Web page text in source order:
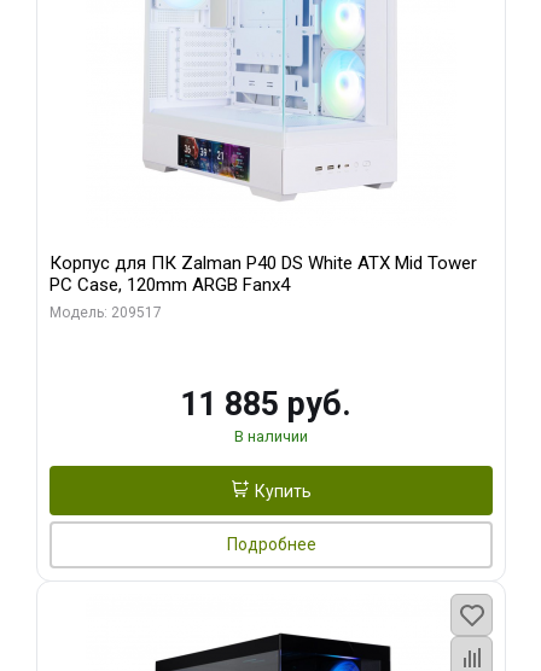
Корпус для ПК Zalman P40 DS White ATX Mid Tower
PC Case, 120mm ARGB Fanx4
Модель: 209517
11 885 руб.
В наличии
Купить
Подробнее